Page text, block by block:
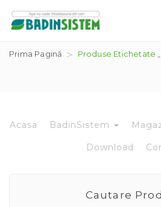
Prima Pagină Produse Etichetate
Acasa BadinSistem
Download
Cautare